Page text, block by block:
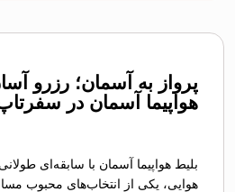
پرواز به آسمان؛ رزرو
هواپیما آسمان در
بلیط هواپیما آسمان با سابقه‌ای
هوایی، یکی از انتخاب‌های محبوب